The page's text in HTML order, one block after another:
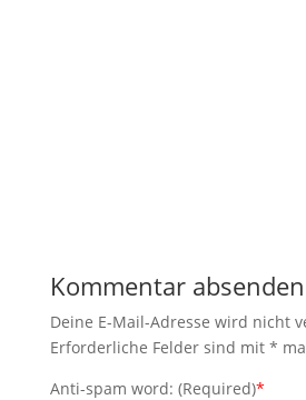
Kommentar absenden
Deine E-Mail-Adresse wird nicht
Erforderliche Felder sind mit *
Anti-spam word: (Required)*